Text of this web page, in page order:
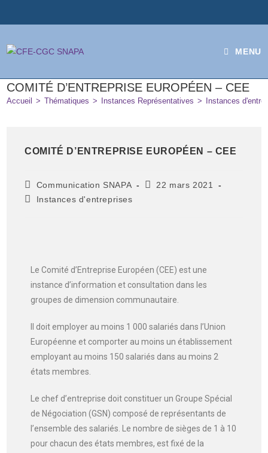
MENU
COMITÉ D’ENTREPRISE EUROPÉEN – CEE
Accueil > Thématiques > Instances Représentatives > Instances
COMITÉ D’ENTREPRISE EUROPÉEN – CEE
Communication SNAPA
22 mars 2021
Instances d'entreprises
Le Comité d’Entreprise Européen (CEE) est une
instance d’information et consultation dans les
groupes de dimension communautaire.
Il doit employer au moins 1 000 salariés dans l’Union
Européenne et comporter au moins un établissement
employant au moins 150 salariés dans au moins 2
états membres.
Le chef d’entreprise doit constituer un Groupe Spécial
de Négociation (GSN) composé de représentants de
l’ensemble des salariés. Le nombre de sièges de 1 à 10
pour chacun des états membres, est fixé de la